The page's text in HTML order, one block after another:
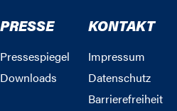
PRESSE
Pressespiegel
Downloads
KONTAKT
Impressum
Datenschutz
Barrierefreiheit